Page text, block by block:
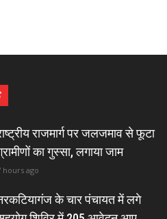
राजमार्ग पर जलजमाव से फूटा
का गुस्सा, लगाया जाम
hours ago
के चार पंचायत में लगे